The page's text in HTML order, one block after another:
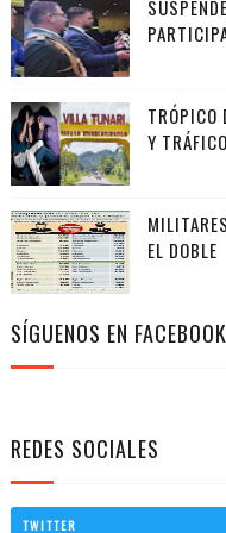
TRÓPICO
Y
EL DOBLE
SÍGUENOS EN FACEBOOK
REDES SOCIALES
TWITTER